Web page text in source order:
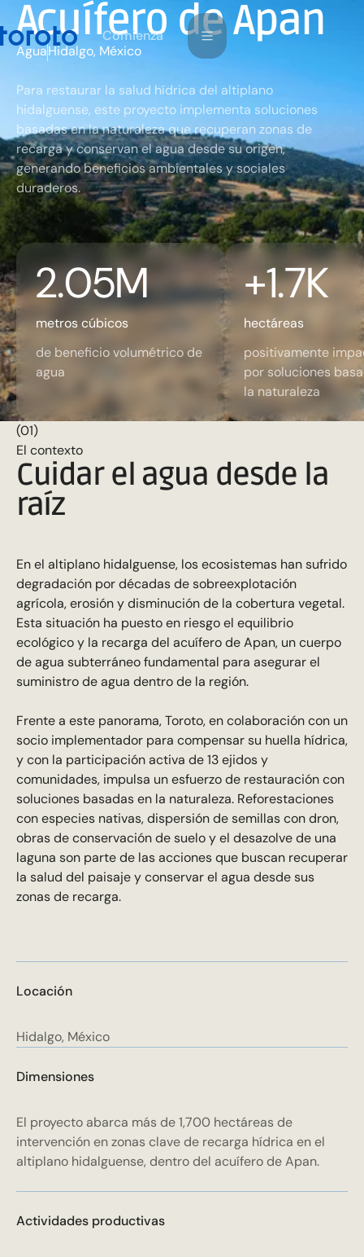
Comienza
Acuífero de Apan
AguaHidalgo, México
Para restaurar la salud hídrica del altiplano
hidalguense, este proyecto implementa soluciones
basadas en la naturaleza que recuperan zonas de
recarga y conservan el agua desde su origen,
generando beneficios ambientales y sociales
duraderos.
2.05M
metros cúbicos
de beneficio volumétrico de
agua
+1.7K
hectáreas
positivamente
por soluciones
la naturaleza
(01)
El contexto
Cuidar el agua desde la
raíz
En el altiplano hidalguense, los ecosistemas han sufrido
degradación por décadas de sobreexplotación
agrícola, erosión y disminución de la cobertura vegetal.
Esta situación ha puesto en riesgo el equilibrio
ecológico y la recarga del acuífero de Apan, un cuerpo
de agua subterráneo fundamental para asegurar el
suministro de agua dentro de la región.
Frente a este panorama, Toroto, en colaboración con un
socio implementador para compensar su huella hídrica,
y con la participación activa de 13 ejidos y
comunidades, impulsa un esfuerzo de restauración con
soluciones basadas en la naturaleza. Reforestaciones
con especies nativas, dispersión de semillas con dron,
obras de conservación de suelo y el desazolve de una
laguna son parte de las acciones que buscan recuperar
la salud del paisaje y conservar el agua desde sus
zonas de recarga.
Locación
Hidalgo, México
Dimensiones
El proyecto abarca más de 1,700 hectáreas de
intervención en zonas clave de recarga hídrica en el
altiplano hidalguense, dentro del acuífero de Apan.
Actividades productivas